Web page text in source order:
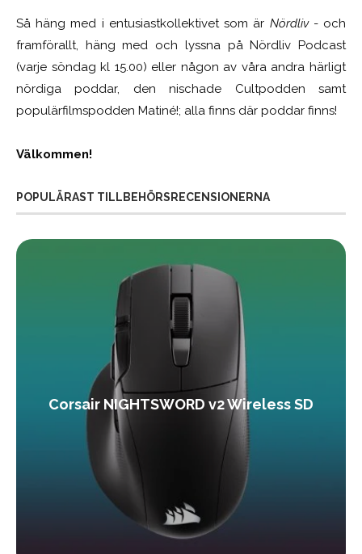
Så häng med i entusiastkollektivet som är Nördliv- och
framförallt, häng med och lyssna på Nördliv Podcast
(varje söndag kl 15.00) eller någon av våra andra härligt
nördiga poddar, den nischade Cultpodden samt
populärfilmspodden Matiné!; alla finns där poddar finns!
Välkommen!
POPULÄRAST TILLBEHÖRSRECENSIONERNA
Corsair NIGHTSWORD v2 Wireless SD